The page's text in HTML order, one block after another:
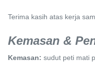
Terima kasih atas kerja
Kemasan &
Kemasan: sudut peti mati